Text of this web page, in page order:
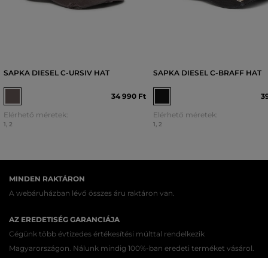
SAPKA DIESEL C-URSIV HAT
34 990 Ft
Elérhető méretek:
1, 2
SAPKA DIESEL C-BRAFF HAT
Elérhető méretek:
1, 2
MINDEN RAKTÁRON
A webáruházban lévő összes áru raktáron van.
AZ EREDETISÉG GARANCIÁJA
Cégünk több évtizedes értékesítési múlttal rendelkezik
Magyarországon. Nálunk mindig 100%-ban eredeti terméket vásárol.